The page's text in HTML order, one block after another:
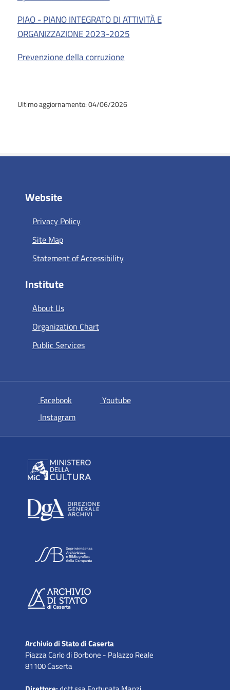
PIAO - PIANO INTEGRATO DI ATTIVITÀ E
ORGANIZZAZIONE 2023-2025
Prevenzione della corruzione
Ultimo aggiornamento: 04/06/2026
Website
Privacy Policy
Site Map
Statement of Accessibility
Institute
About Us
Organization Chart
Public Services
Facebook si apre in una nuova scheda
Youtubesi apre in una nuova scheda
Instagramsi apre in una nuova scheda
Archivio di Stato di Caserta
Piazza Carlo di Borbone - Palazzo Reale
81100 Caserta